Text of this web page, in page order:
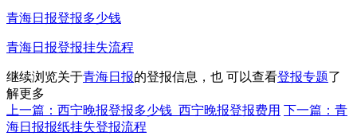
青海日报登报多少钱
青海日报登报挂失流程
继续浏览关于青海日报的登报信息，也 可以查看登报专题了
解更多
上一篇：西宁晚报登报多少钱_西宁晚报登报费用 下一篇：青
海日报报纸挂失登报流程